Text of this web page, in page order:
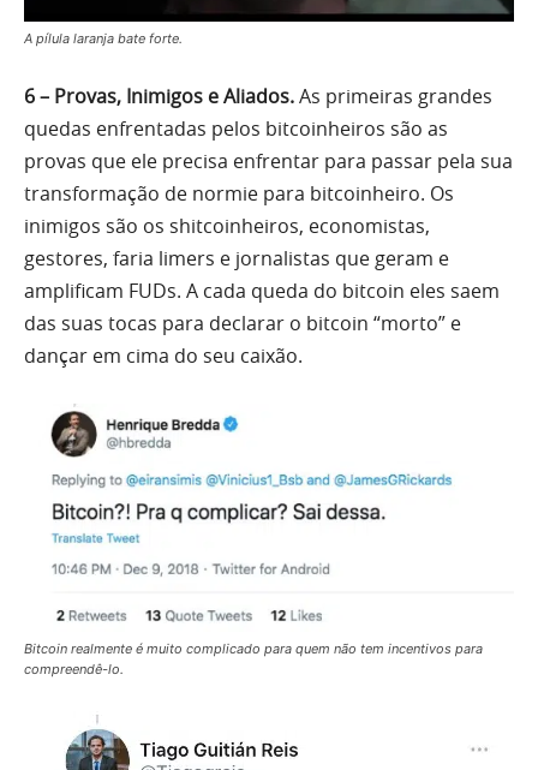
A pílula laranja bate forte.
6 – Provas, Inimigos e Aliados.As primeiras grandes
quedas enfrentadas pelos bitcoinheiros são as
provas que ele precisa enfrentar para passar pela sua
transformação de normie para bitcoinheiro. Os
inimigos são os shitcoinheiros, economistas,
gestores, faria limers e jornalistas que geram e
amplificam FUDs. A cada queda do bitcoin eles saem
das suas tocas para declarar o bitcoin “morto” e
dançar em cima do seu caixão.
Bitcoin realmente é muito complicado para quem não tem incentivos para
compreendê-lo.